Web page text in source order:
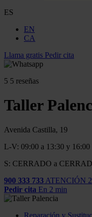
ES
EN
CA
Llama gratis Pedir cita
5 5 reseñas
Taller
Avenida Castilla, 19
L-V: 09:00 a 13:30 y 16:00
S: CERRADO a
900 333 733 ATENCIÓN
Pedir cita En 2 min
Reparación y